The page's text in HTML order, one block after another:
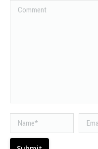
Comment
Name * Email *